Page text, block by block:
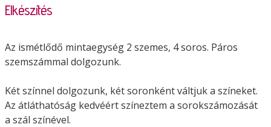
Elkészítés
Az ismétlődő mintaegység 2 szemes, 4 soros. Páros
szemszámmal dolgozunk.
Két színnel dolgozunk, két soronként váltjuk a színeket.
Az átláthatóság kedvéért színeztem a sorokszámozását
a szál színével.